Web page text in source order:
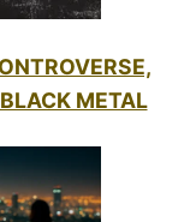
METAL